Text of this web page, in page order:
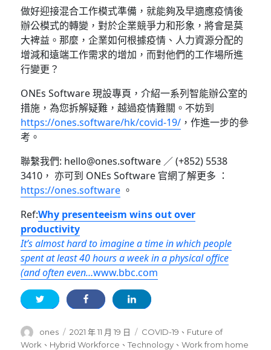
做好迎接混合工作模式準備，就能夠及早適應疫情後
辦公模式的轉變，對於企業競爭力和形象，將會是莫
大裨益。那麼，企業如何根據疫情、人力資源分配的
增減和遠端工作需求的增加，而對他們的工作場所進
行變更？
ONEs Software 現設專頁，介紹一系列智能辦公室的
措施，為您拆解疑難，越過疫情難關。不妨到
https://ones.software/hk/covid-19/ ，作進一步的參
考。
聯繫我們: hello@ones.software ／ (+852) 5538
3410， 亦可到 ONEs Software 官網了解更多 ：
https://ones.software 。
Ref:Why presenteeism wins out over
productivity
It’s almost hard to imagine a time in which people
spent at least 40 hours a week in a physical office
(and often even…www.bbc.com
作
者
ones
發
佈
2021 年 11 月 19 日
分
類
COVID-19 、 Future of
Work 、 Hybrid Workforce 、Technology 、Work from home